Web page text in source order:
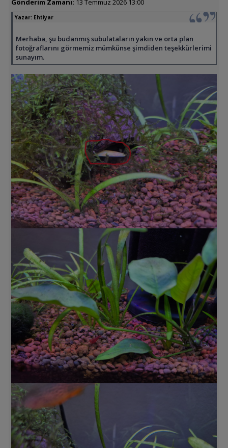
Gönderim Zamanı: 13 Temmuz 2026 13:00
Yazar: Ehtiyar
Merhaba, şu budanmış subulataların yakın ve orta plan
fotoğraflarını görmemiz mümkünse şimdiden teşekkürlerimi
sunayım.